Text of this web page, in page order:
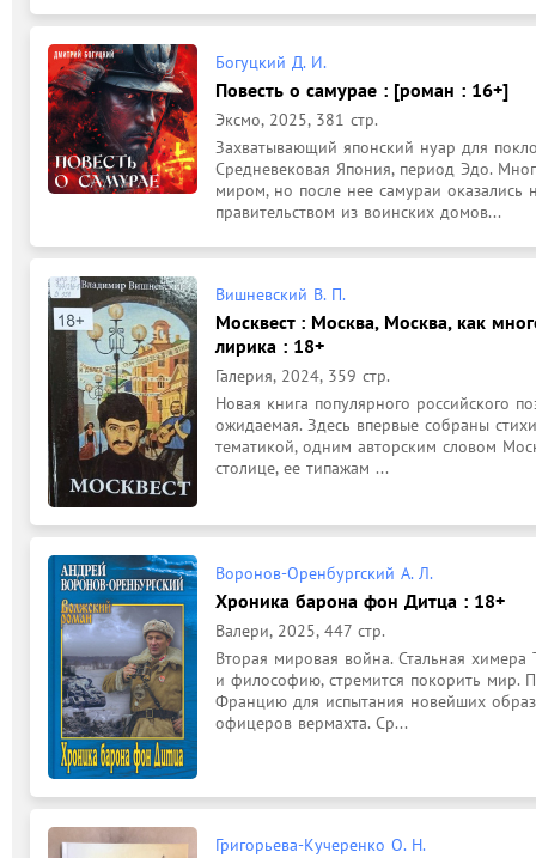
Богуцкий Д. И.
Повесть о самурае : [роман : 16+]
Эксмо, 2025, 381 стр.
Захватывающий японский нуар для
Средневековая Япония, период Эдо.
миром, но после нее самураи
правительством из воинских домов...
Вишневский В. П.
Москвест : Москва, Москва, как
лирика : 18+
Галерия, 2024, 359 стр.
Новая книга популярного российского
ожидаемая. Здесь впервые собраны
тематикой, одним авторским словом
столице, ее типажам ...
Воронов-Оренбургский А. Л.
Хроника барона фон Дитца : 18+
Валери, 2025, 447 стр.
Вторая мировая война. Стальная химера
и философию, стремится покорить мир.
Францию для испытания новейших
офицеров вермахта. Ср...
Григорьева-Кучеренко О. Н.